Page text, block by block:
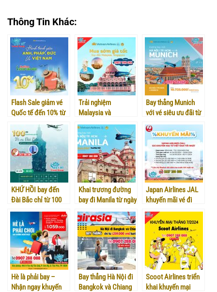
Thông Tin Khác:
Flash Sale giảm vé
Quốc tế đến 10% từ
Vietnam Airlines
Trải nghiệm
Malaysia và
Singapore giá
3.587K/Lượt!
Bay thẳng Munich
với vé siêu ưu đãi từ
Vietnam Airlines
KHỨ HỒI bay đến
Đài Bắc chỉ từ 100
USD hãng Eva Air
Khai trương đường
bay đi Manila từ ngày
17/06/2024
Japan Airlines JAL
khuyến mãi vé đi
Nhật Bản
Hè là phải bay –
Nhận ngay khuyến
Bay thẳng Hà Nội đi
Bangkok và Chiang
Scoot Airlines triển
khai khuyến mại